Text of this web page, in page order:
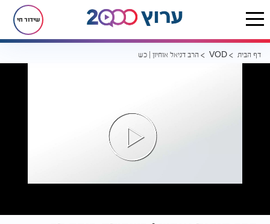
שידור חי
דף הבית VOD הרב דניאל אוחיון | כשהילד בורח לך פתאום